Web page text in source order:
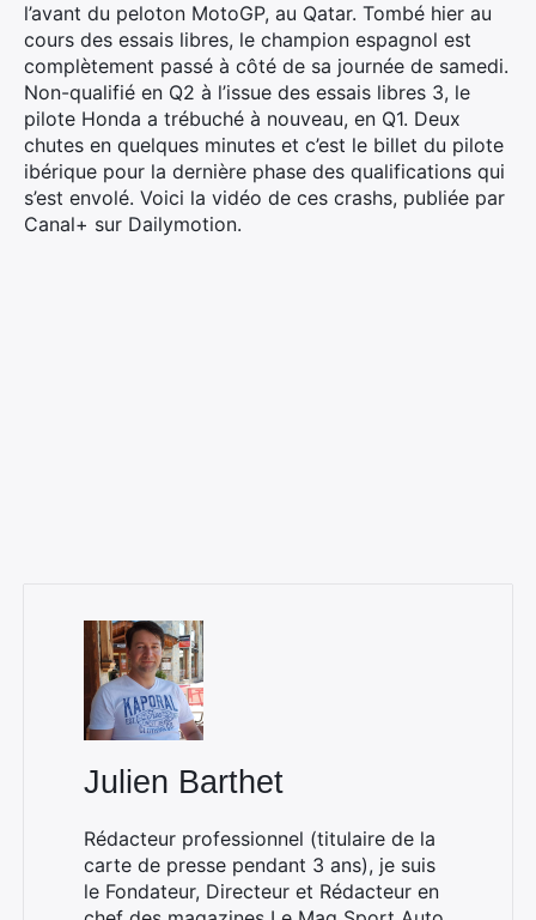
l’avant du peloton MotoGP, au Qatar. Tombé hier au
cours des essais libres, le champion espagnol est
complètement passé à côté de sa journée de samedi.
Non-qualifié en Q2 à l’issue des essais libres 3, le
pilote Honda a trébuché à nouveau, en Q1. Deux
chutes en quelques minutes et c’est le billet du pilote
ibérique pour la dernière phase des qualifications qui
s’est envolé. Voici la vidéo de ces crashs, publiée par
Canal+ sur Dailymotion.
Julien Barthet
Rédacteur professionnel (titulaire de la
carte de presse pendant 3 ans), je suis
le Fondateur, Directeur et Rédacteur en